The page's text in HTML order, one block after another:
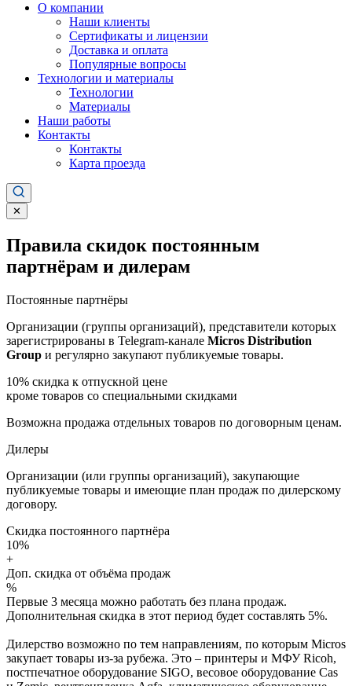
О компании
Наши клиенты
Сертификаты и лицензии
Доставка и оплата
Популярные вопросы
Технологии и материалы
Технологии
Материалы
Наши работы
Контакты
Контакты
Карта проезда
✕
Правила скидок постоянным
партнёрам и дилерам
Постоянные партнёры
Организации (группы организаций), представители которых
зарегистрированы в Telegram-канале Micros Distribution
Group и регулярно закупают публикуемые товары.
10% скидка к отпускной цене
кроме товаров со специальными скидками
Возможна продажа отдельных товаров по договорным ценам.
Дилеры
Организации (или группы организаций), закупающие
публикуемые товары и имеющие план продаж по дилерскому
договору.
Скидка постоянного партнёра
10%
+
Доп. скидка от объёма продаж
%
Первые 3 месяца можно работать без плана продаж.
Дополнительная скидка в этот период будет составлять 5%.
Дилерство возможно по тем направлениям, по которым Micros
закупает товары из-за рубежа. Это – принтеры и МФУ Ricoh,
постпечатное оборудование SIGO, весовое оборудование Cas